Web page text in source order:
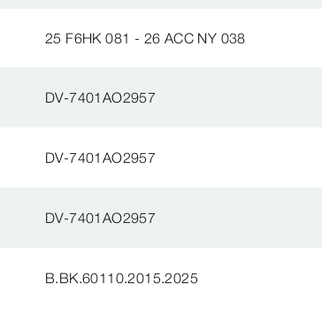
25 F6HK 081 - 26 ACC NY 038
DV-7401AO2957
DV-7401AO2957
DV-7401AO2957
B.BK.60110.2015.2025